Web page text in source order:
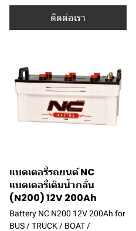
ติดต่อเรา
แบตเตอรี่รถยนต์ NC
แบตเตอรี่เติมน้ำกลั่น
(N200) 12V 200Ah
Battery NC N200 12V 200Ah for
BUS / TRUCK / BOAT /